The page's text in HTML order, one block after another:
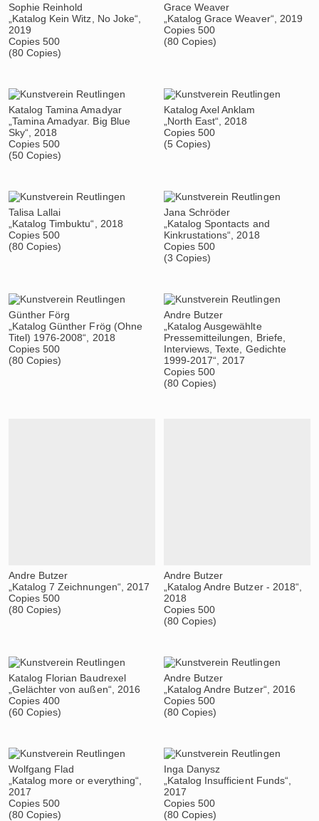
Sophie Reinhold
„Katalog Kein Witz, No Joke“,
2019
Copies 500
(80 Copies)
Grace Weaver
„Katalog Grace Weaver“, 2019
Copies 500
(80 Copies)
Katalog Tamina Amadyar
„Tamina Amadyar. Big Blue
Sky“, 2018
Copies 500
(50 Copies)
Katalog Axel Anklam
„North East“, 2018
Copies 500
(5 Copies)
Talisa Lallai
„Katalog Timbuktu“, 2018
Copies 500
(80 Copies)
Jana Schröder
„Katalog Spontacts and
Kinkrustations“, 2018
Copies 500
(3 Copies)
Günther Förg
„Katalog Günther Frög (Ohne
Titel) 1976-2008“, 2018
Copies 500
(80 Copies)
Andre Butzer
„Katalog Ausgewählte
Pressemitteilungen, Briefe,
Interviews, Texte, Gedichte
1999-2017“, 2017
Copies 500
(80 Copies)
Andre Butzer
„Katalog 7 Zeichnungen“, 2017
Copies 500
(80 Copies)
Andre Butzer
„Katalog Andre Butzer - 2018“,
2018
Copies 500
(80 Copies)
Katalog Florian Baudrexel
„Gelächter von außen“, 2016
Copies 400
(60 Copies)
Andre Butzer
„Katalog Andre Butzer“, 2016
Copies 500
(80 Copies)
Wolfgang Flad
„Katalog more or everything“,
2017
Copies 500
(80 Copies)
Inga Danysz
„Katalog Insufficient Funds“,
2017
Copies 500
(80 Copies)